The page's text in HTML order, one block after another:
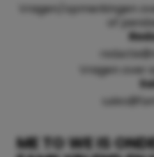
ME TO WE IS
Vragen/opmerkingen
of
Vragen over